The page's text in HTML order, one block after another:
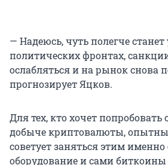
— Надеюсь, чуть полегче станет
политических фронтах,
ослабляться и на рынок снова
прогнозирует Яцков.
Для тех, кто хочет попробовать
добыче криптовалюты,
советует заняться этим именно
оборудование и сами биткоины